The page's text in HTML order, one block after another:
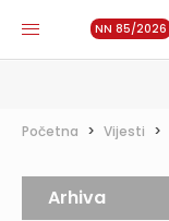
NN 85/2026
Početna > Vijesti >
Arhiva